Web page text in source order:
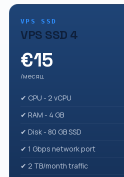
VPS SSD
VPS SSD 4
€15
/месяц
✔ CPU - 2 vCPU
✔ RAM - 4 GB
✔ Disk - 80 GB SSD
✔ 1 Gbps network port
✔ 2 TB/month traffic